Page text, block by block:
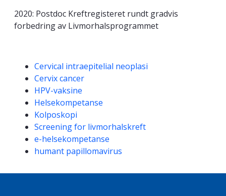
2020: Postdoc Kreftregisteret rundt gradvis
forbedring av Livmorhalsprogrammet
Kompetanseord
Cervical intraepitelial neoplasi
Cervix cancer
HPV-vaksine
Helsekompetanse
Kolposkopi
Screening for livmorhalskreft
e-helsekompetanse
humant papillomavirus